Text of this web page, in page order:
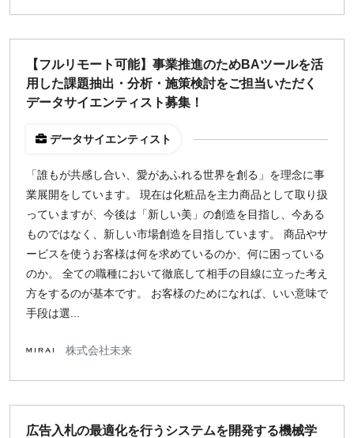
【フルリモート可能】事業推進のためBAツールを活
用した課題抽出・分析・施策検討をご担当いただく
データサイエンティスト募集！
データサイエンティスト
「誰もが共感し合い、愛があふれる世界を創る」を理念に事
業展開をしています。 現在は化粧品を主力商品として取り扱
っていますが、今後は「新しい美」の創造を目指し、今ある
ものではなく、新しい市場創造を目指しています。 商品やサ
ービスを使うお客様は何を求めているのか、何に困っている
のか。 全ての職種において徹底して相手の目線に立った考え
方をするのが基本です。 お客様のためになれば、いい意味で
手段は選...
株式会社未来
広告入札の最適化を行うシステムを開発する機械学